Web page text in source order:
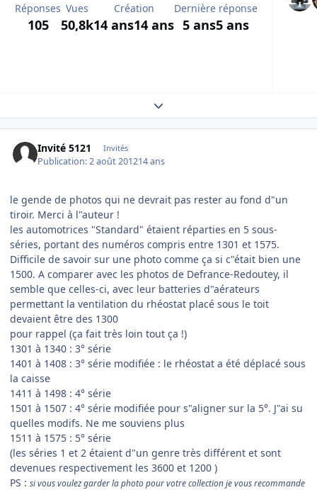
Réponses
105
Vues
50,8k
Création
14 ans14 ans
Dernière réponse
5 ans5 ans
Expand topic overview
Invité 5121 Invités
Publication:2 août 201214 ans
le gende de photos qui ne devrait pas rester au fond d"un
tiroir. Merci à l"auteur !
les automotrices "Standard" étaient réparties en 5 sous-
séries, portant des numéros compris entre 1301 et 1575.
Difficile de savoir sur une photo comme ça si c"était bien une
1500. A comparer avec les photos de Defrance-Redoutey, il
semble que celles-ci, avec leur batteries d"aérateurs
permettant la ventilation du rhéostat placé sous le toit
devaient être des 1300
pour rappel (ça fait très loin tout ça !)
1301 à 1340 : 3° série
1401 à 1408 : 3° série modifiée : le rhéostat a été déplacé sous
la caisse
1411 à 1498 : 4° série
1501 à 1507 : 4° série modifiée pour s"aligner sur la 5°. J"ai su
quelles modifs. Ne me souviens plus
1511 à 1575 : 5° série
(les séries 1 et 2 étaient d"un genre très différent et sont
devenues respectivement les 3600 et 1200 )
PS : si vous voulez garder la photo pour votre collection je vous recommande